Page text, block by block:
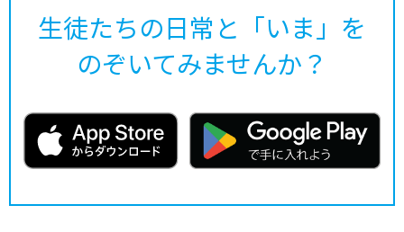
生徒たちの日常と「いま」を
のぞいてみませんか？